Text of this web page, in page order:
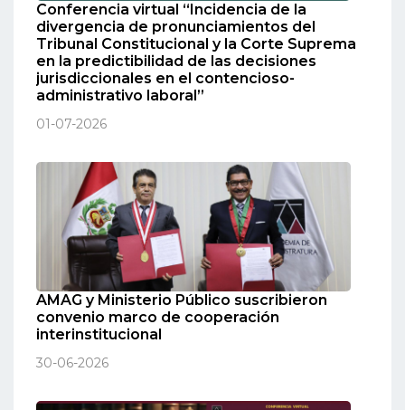
Conferencia virtual “Incidencia de la
divergencia de pronunciamientos del
Tribunal Constitucional y la Corte Suprema
en la predictibilidad de las decisiones
jurisdiccionales en el contencioso-
administrativo laboral”
01-07-2026
AMAG y Ministerio Público suscribieron
convenio marco de cooperación
interinstitucional
30-06-2026